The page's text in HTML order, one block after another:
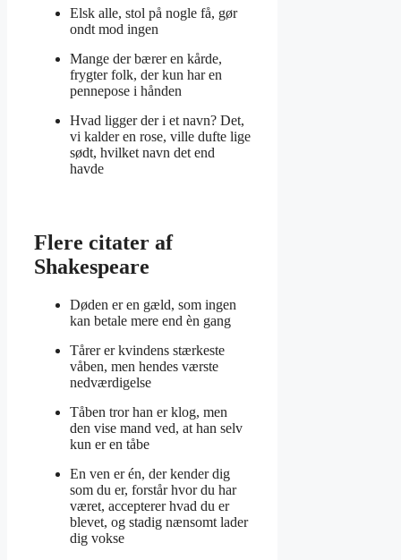
Elsk alle, stol på nogle få, gør
ondt mod ingen
Mange der bærer en kårde,
frygter folk, der kun har en
pennepose i hånden
Hvad ligger der i et navn? Det,
vi kalder en rose, ville dufte lige
sødt, hvilket navn det end
havde
Flere citater af
Shakespeare
Døden er en gæld, som ingen
kan betale mere end èn gang
Tårer er kvindens stærkeste
våben, men hendes værste
nedværdigelse
Tåben tror han er klog, men
den vise mand ved, at han selv
kun er en tåbe
En ven er én, der kender dig
som du er, forstår hvor du har
været, accepterer hvad du er
blevet, og stadig nænsomt lader
dig vokse